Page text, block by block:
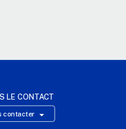
LE CONTACT
contacter 